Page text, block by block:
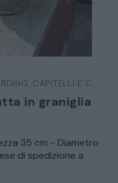
, CAPITELLI E COLONNE
in graniglia
35 cm - Diametro
di spedizione a